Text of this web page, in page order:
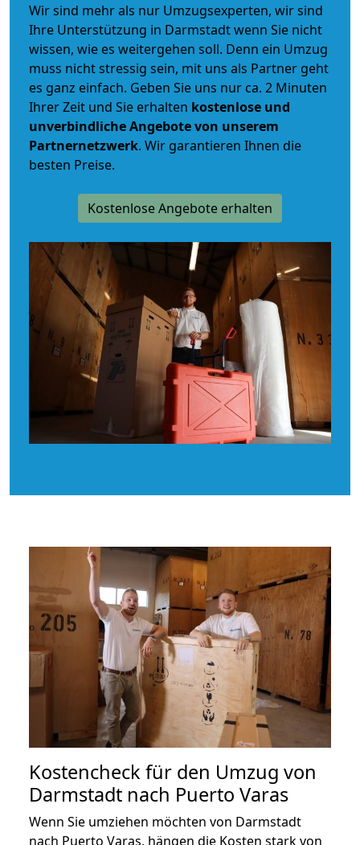
Wir sind mehr als nur Umzugsexperten, wir sind
Ihre Unterstützung in Darmstadt wenn Sie nicht
wissen, wie es weitergehen soll. Denn ein Umzug
muss nicht stressig sein, mit uns als Partner geht
es ganz einfach. Geben Sie uns nur ca. 2 Minuten
Ihrer Zeit und Sie erhalten kostenlose und
unverbindlicheAngebote von unserem
Partnernetzwerk. Wir garantieren Ihnen die
besten Preise.
Kostenlose Angebote erhalten
Kostencheck für den Umzug von
Darmstadt nach Puerto Varas
Wenn Sie umziehen möchten von Darmstadt
nach Puerto Varas, hängen die Kosten stark von